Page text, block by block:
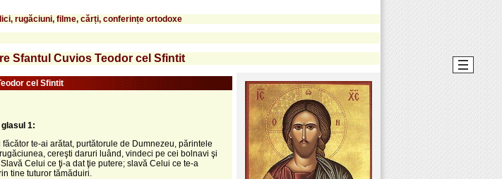
rugăciuni, filme, cărți, conferințe ortodoxe
Sfantul Cuvios Teodor cel Sfintit
cel Sfintit
1:
te-ai arătat, purtătorule de Dumnezeu, părintele
cereşti daruri luând, vindeci pe cei bolnavi şi
Celui ce ţi-a dat ţie putere; slavă Celui ce te-a
tine tuturor tămăduiri.